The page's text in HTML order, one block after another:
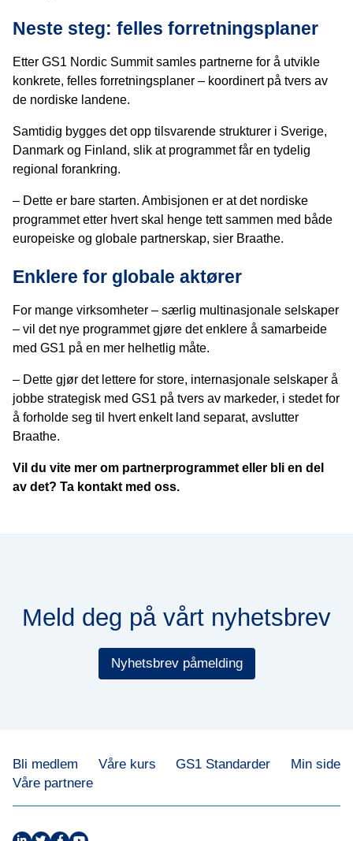
Neste steg: felles forretningsplaner
Etter GS1 Nordic Summit samles partnerne for å utvikle
konkrete, felles forretningsplaner – koordinert på tvers av
de nordiske landene.
Samtidig bygges det opp tilsvarende strukturer i Sverige,
Danmark og Finland, slik at programmet får en tydelig
regional forankring.
– Dette er bare starten. Ambisjonen er at det nordiske
programmet etter hvert skal henge tett sammen med både
europeiske og globale partnerskap, sier Braathe.
Enklere for globale aktører
For mange virksomheter – særlig multinasjonale selskaper
– vil det nye programmet gjøre det enklere å samarbeide
med GS1 på en mer helhetlig måte.
– Dette gjør det lettere for store, internasjonale selskaper å
jobbe strategisk med GS1 på tvers av markeder, i stedet for
å forholde seg til hvert enkelt land separat, avslutter
Braathe.
Vil du vite mer om partnerprogrammet eller bli en del
av det? Ta kontakt med oss.
Meld deg på vårt nyhetsbrev
Nyhetsbrev påmelding
Bli medlem Våre kurs GS1 Standarder
Min side
Våre partnere